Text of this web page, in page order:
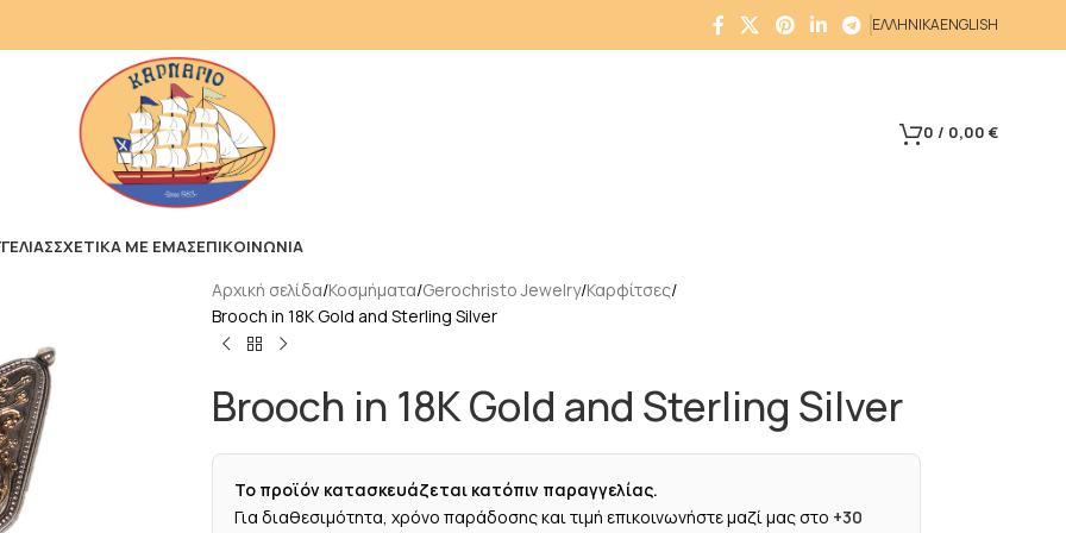
ΕΛΛΗΝΙΚΑENGLISH
0 / 0,00 €
ΣΧΕΤΙΚΑ ΜΕ ΕΜΑΣΕΠΙΚΟΙΝΩΝΙΑ
Αρχική σελίδα Κοσμήματα Gerochristo Jewelry Καρφίτσες
Brooch in 18K Gold and Sterling Silver
Brooch in 18K Gold and Sterling Silver
Το προϊόν κατασκευάζεται κατόπιν παραγγελίας.
Για διαθεσιμότητα, χρόνο παράδοσης και τιμή επικοινωνήστε μαζί μας στο +30